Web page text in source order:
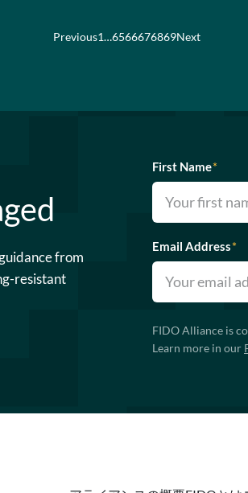
Previous1…6566676869Next
from
resistant
First Name*
Email Address*
FIDO Alliance is
Learn more in our